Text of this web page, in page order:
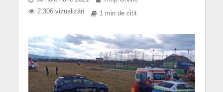
2.306 vizualizări
1 min de citit